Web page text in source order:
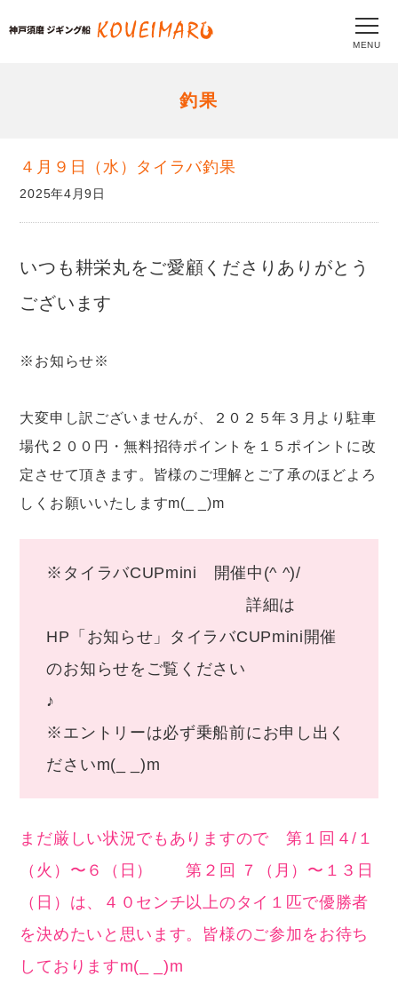
MENU
釣果
４月９日（水）タイラバ釣果
2025年4月9日
いつも耕栄丸をご愛顧くださりありがとう
ございます
※お知らせ※
大変申し訳ございませんが、２０２５年３月より駐車
場代２００円・無料招待ポイントを１５ポイントに改
定させて頂きます。皆様のご理解とご了承のほどよろ
しくお願いいたしますm(_ _)m
※タイラバCUPmini 開催中(^ ^)/
詳細は
HP「お知らせ」タイラバCUPmini開催
のお知らせをご覧ください
※エントリーは必ず乗船前にお申し出く
ださいm(_ _)m
まだ厳しい状況でもありますので 第１回４/１
（火）〜６（日） 第２回 ７（月）〜１３日
（日）は、４０センチ以上のタイ１匹で優勝者
を決めたいと思います。皆様のご参加をお待ち
しておりますm(_ _)m